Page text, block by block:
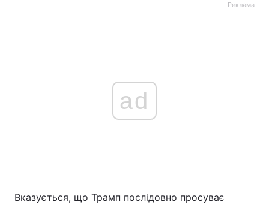
Реклама
ad
Вказується, що Трамп послідовно просуває